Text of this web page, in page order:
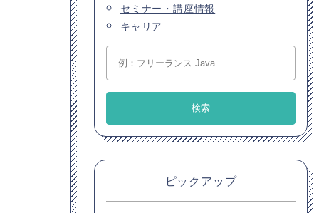
セミナー・講座情報
キャリア
ピックアップ